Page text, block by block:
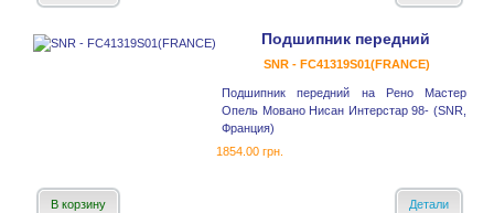
Подшипник передний
SNR - FC41319S01(FRANCE)
Подшипник передний на Рено Мастер
Опель Мовано Нисан Интерстар 98- (SNR,
Франция)
1854.00 грн.
В корзину Детали